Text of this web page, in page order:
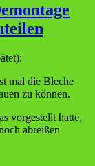
mal die Bleche
zu können.
vorgestellt hatte,
abreißen